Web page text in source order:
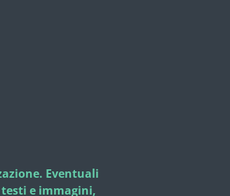
Eventuali
e immagini,